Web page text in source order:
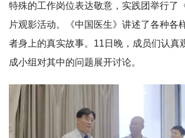
特殊的工作岗位表达敬意，实践团举行了
片观影活动。《中国医生》讲述了各种各
者身上的真实故事。11日晚，成员们认真
成小组对其中的问题展开讨论。